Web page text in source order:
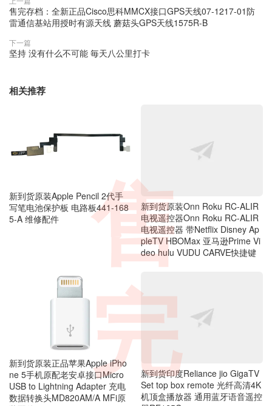
售完存档：全新正品Cisco思科MMCX接口GPS天线07-1217-01防
雷通信基站用授时有源天线 蘑菇头GPS天线1575R-B
下一篇
坚持 没有什么不可能 毎天八公里打卡
相关推荐
新到货原装Apple Pencil 2代手
写笔电池保护板 电路板441-168
5-A 维修配件
新到货原装Onn Roku RC-ALIR
电视遥控器Onn Roku RC-ALIR
电视遥控器 带Netflix Disney Ap
pleTV HBOMax 亚马逊Prime Vi
deo hulu VUDU CARVE快捷键
新到货原装正品苹果Apple iPho
ne 5手机原配老安卓接口Micro
USB to Lightning Adapter 充电
数据转换头MD820AM/A MFi原
装配件
新到货印度Reliance jio GigaTV
Set top box remote 光纤高清4K
机顶盒播放器 通用蓝牙语音遥控
器RF165C
售
完